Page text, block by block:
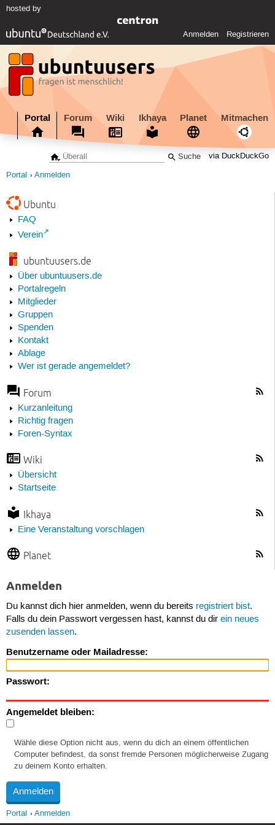
hosted by
Anmelden Registrieren
Portal Forum Wiki Ikhaya Planet Mitmachen
via DuckDuckGo
Portal Anmelden
Ubuntu
FAQ
Verein
ubuntuusers.de
Über ubuntuusers.de
Portalregeln
Mitglieder
Gruppen
Spenden
Kontakt
Ablage
Wer ist gerade angemeldet?
Forum
Kurzanleitung
Richtig fragen
Foren-Syntax
Wiki
Übersicht
Startseite
Ikhaya
Eine Veranstaltung vorschlagen
Planet
Anmelden
Du kannst dich hier anmelden, wenn du bereits registriert bist.
Falls du dein Passwort vergessen hast, kannst du dir ein neues
zusenden lassen.
Benutzername oder Mailadresse:
Passwort:
Angemeldet bleiben:
Wähle diese Option nicht aus, wenn du dich an einem öffentlichen
Computer befindest, da sonst fremde Personen möglicherweise Zugang
zu deinem Konto erhalten.
Portal Anmelden